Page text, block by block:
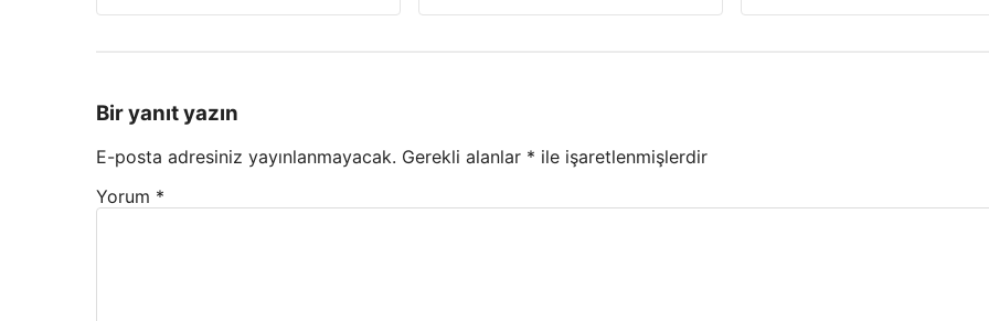
Bir yanıt yazın
E-posta adresiniz yayınlanmayacak. Gerekli alanlar * ile işaretlenmişlerdir
Yorum *